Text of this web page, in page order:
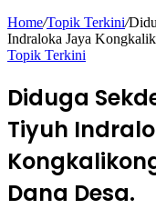
Home/Topik Terkini/
Indraloka Jaya
Topik Terkini
Diduga
Tiyuh
Dana Desa.